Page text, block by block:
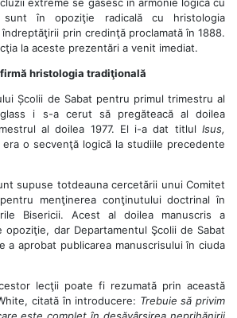
în opoziţie radicală cu hristologia
prin credinţă proclamată în 1888.
la aceste prezentări a venit imediat.
hristologia tradiţională
Școlii de Sabat pentru primul trimestru al
i s-a cerut să pregăteacă al doilea
al doilea 1977. El i-a dat titlul Isus,
era o secvenţă logică la studiile precedente
supuse totdeauna cercetării unui Comitet
menţinerea conţinutului doctrinal în
Bisericii. Acest al doilea manuscris a
opoziţie, dar Departamentul Şcolii de Sabat
a aprobat publicarea manuscrisului în ciuda
lecţii poate fi rezumată prin această
citată în introducere: Trebuie să privim
este complet în desăvârşirea neprihănirii